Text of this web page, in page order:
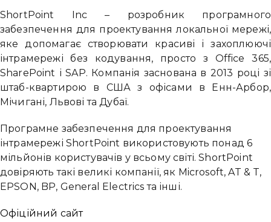
ShortPoint Inc – розробник програмного
забезпечення для проектування локальної мережі,
яке допомагає створювати красиві і захоплюючі
інтрамережі без кодування, просто з Office 365,
SharePoint і SAP. Компанія заснована в 2013 році зі
штаб-квартирою в США з офісами в Енн-Арбор,
Мічигані, Львові та Дубаї.
Програмне забезпечення для проектування
інтрамережі ShortPoint використовують понад 6
мільйонів користувачів у всьому світі. ShortPoint
довіряють такі великі компанії, як Microsoft, AT & T,
EPSON, BP, General Electrics та інші.
Офіційний сайт